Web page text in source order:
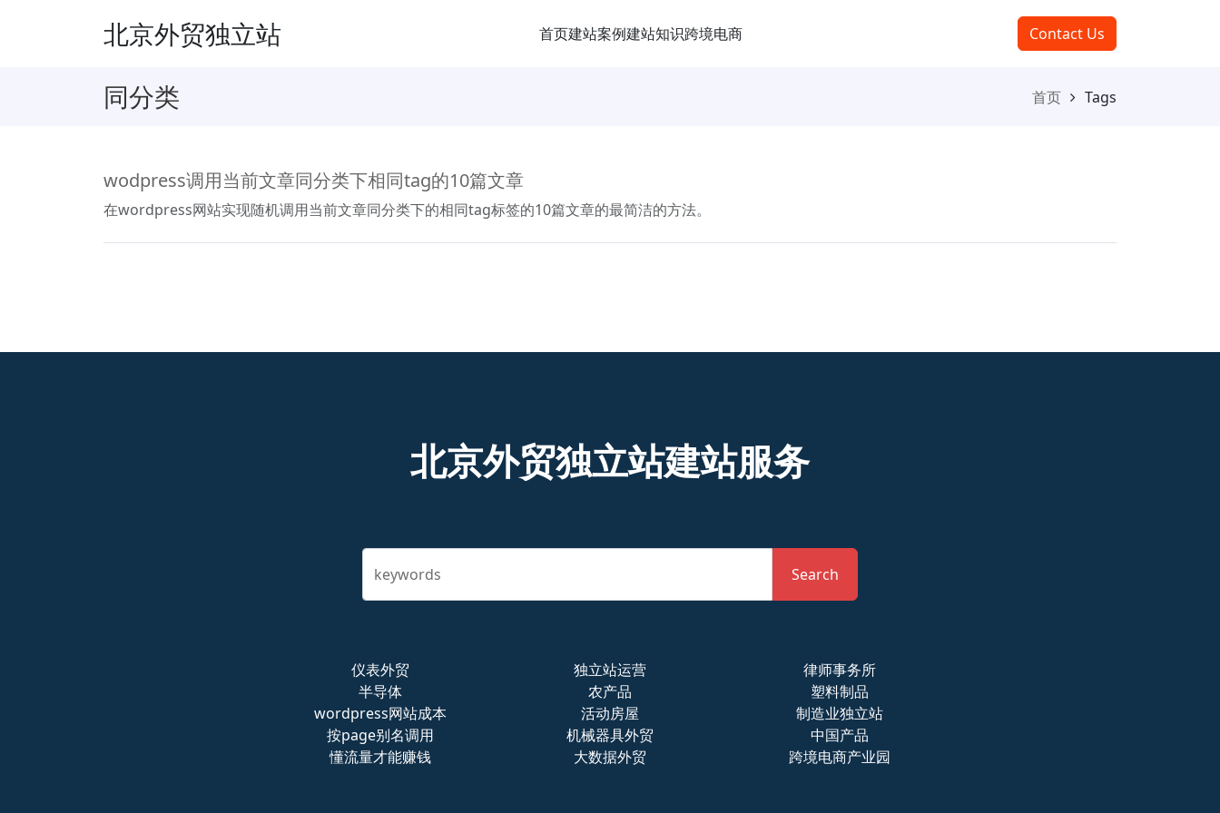
北京外贸独立站 首页建站案例建站知识跨境电商 Contact Us
同分类 首页 Tags
wodpress调用当前文章同分类下相同tag的10篇文章
在wordpress网站实现随机调用当前文章同分类下的相同tag标签的10篇文章的最简洁的方法。
北京外贸独立站建站服务
keywords Search
仪表外贸 独立站运营
律师事务所
半导体
农产品
塑料制品
wordpress网站成本
活动房屋
制造业独立站
按page别名调用
机械器具外贸
中国产品
懂流量才能赚钱
大数据外贸 跨境电商产业园